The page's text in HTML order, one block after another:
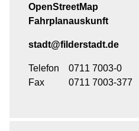
OpenStreetMap
Fahrplanauskunft
stadt@filderstadt.de
Telefon
0711 7003-0
Fax
0711 7003-377